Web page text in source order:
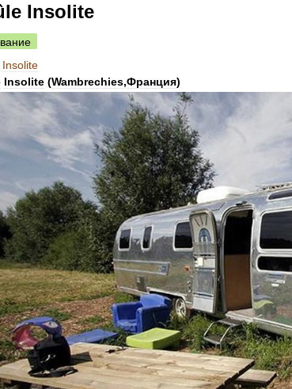
Insolite
Insolite
Insolite (Wambrechies,Франция)